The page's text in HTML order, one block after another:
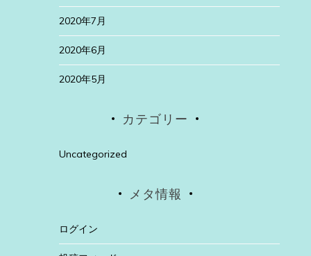
2020年7月
2020年6月
2020年5月
カテゴリー
Uncategorized
メタ情報
ログイン